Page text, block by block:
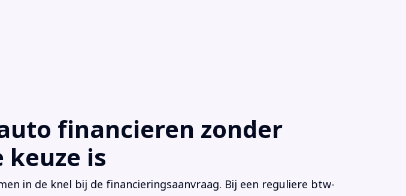
financieren zonder
is
in de knel bij de financieringsaanvraag. Bij een reguliere btw-